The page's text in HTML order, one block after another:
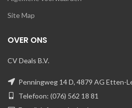
Site Map
OVER ONS
CV Deals B.V.
Penningweg 14 D, 4879 AG Etten-
Telefoon: (076) 562 18 81